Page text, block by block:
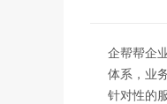
企帮帮企
体系，业
针对性的